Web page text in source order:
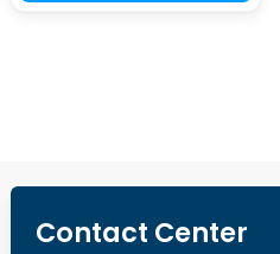
Contact Center